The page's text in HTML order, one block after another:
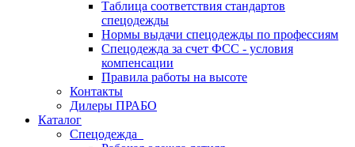
Таблица соответствия стандартов
спецодежды
Нормы выдачи спецодежды по профессиям
Спецодежда за счет ФСС - условия
компенсации
Правила работы на высоте
Контакты
Дилеры ПРАБО
Каталог
Спецодежда